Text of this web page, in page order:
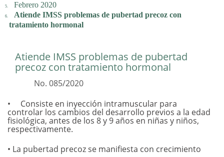
Febrero 2020
Atiende IMSS problemas de pubertad precoz con
tratamiento hormonal
Atiende IMSS problemas de pubertad
precoz con tratamiento hormonal
No. 085/2020
Consiste en inyección intramuscular para
controlar los cambios del desarrollo previos a la edad
fisiológica, antes de los 8 y 9 años en niñas y niños,
respectivamente.
• La pubertad precoz se manifiesta con crecimiento